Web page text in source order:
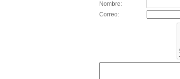
Nombre:
Correo: